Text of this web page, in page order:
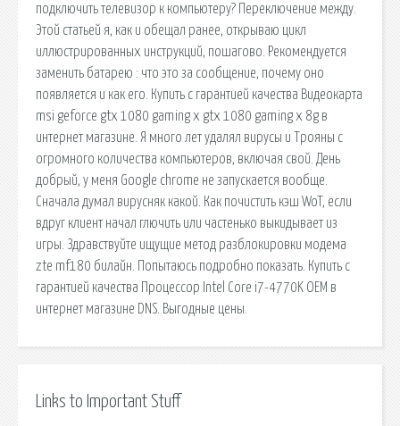
подключить телевизор к компьютеру? Переключение между.
Этой статьей я, как и обещал ранее, открываю цикл
иллюстрированных инструкций, пошагово. Рекомендуется
заменить батарею : что это за сообщение, почему оно
появляется и как его. Купить с гарантией качества Видеокарта
msi geforce gtx 1080 gaming x gtx 1080 gaming x 8g в
интернет магазине. Я много лет удалял вирусы и Трояны с
огромного количества компьютеров, включая свой. День
добрый, у меня Google chrome не запускается вообще.
Сначала думал вирусняк какой. Как почистить кэш WoT, если
вдруг клиент начал глючить или частенько выкидывает из
игры. Здравствуйте ищущие метод разблокировки модема
zte mf180 билайн. Попытаюсь подробно показать. Купить с
гарантией качества Процессор Intel Core i7-4770K OEM в
интернет магазине DNS. Выгодные цены.
Links to Important Stuff